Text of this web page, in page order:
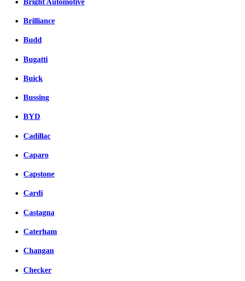
Brilliance
Budd
Bugatti
Buick
Bussing
BYD
Cadillac
Caparo
Capstone
Cardi
Castagna
Caterham
Changan
Checker